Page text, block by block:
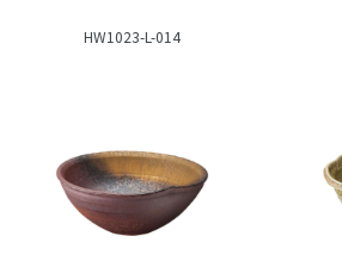
HW1023-L-014